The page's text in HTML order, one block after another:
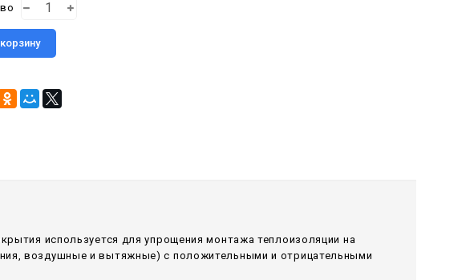
используется для упрощения монтажа теплоизоляции на
воздушные и вытяжные) с положительными и отрицательными